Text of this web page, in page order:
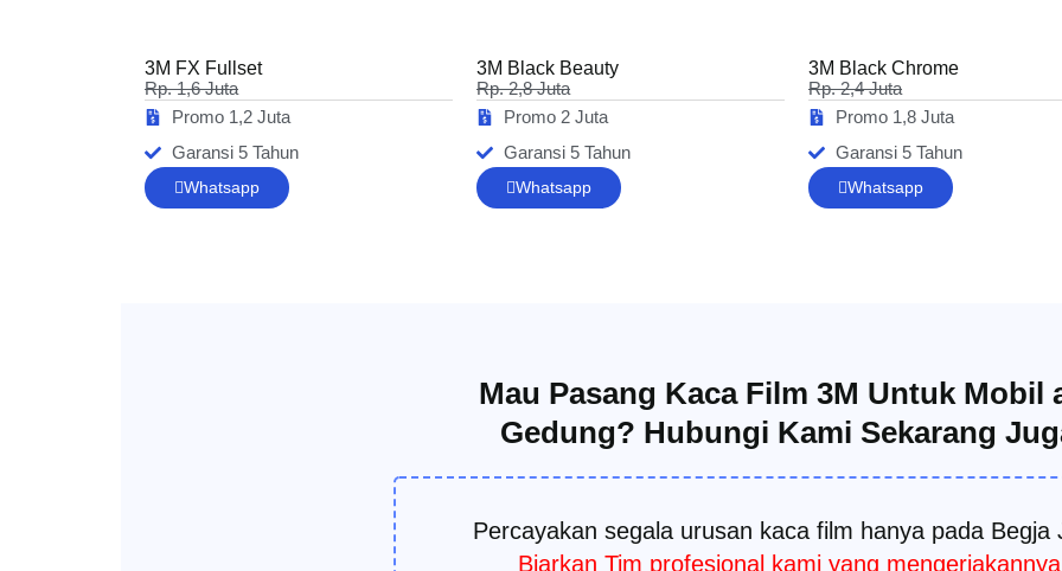
3M FX Fullset
Rp. 1,6 Juta
Promo 1,2 Juta
Garansi 5 Tahun
Whatsapp
3M Black Beauty
Rp. 2,8 Juta
Promo 2 Juta
Garansi 5 Tahun
Whatsapp
3M Black Chrome
Rp. 2,4 Juta
Promo 1,8 Juta
Garansi 5 Tahun
Whatsapp
Mau Pasang Kaca Film 3M Untuk Mobil
Gedung? Hubungi Kami Sekarang
Percayakan segala urusan kaca film hanya pada Begja
Biarkan Tim profesional kami yang